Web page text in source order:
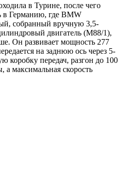
в Турине, после чего
в Германию, где BMW
собранный вручную 3,5-
двигатель (M88/1),
Он развивает мощность 277
на заднюю ось через 5-
коробку передач, разгон до 100
а максимальная скорость